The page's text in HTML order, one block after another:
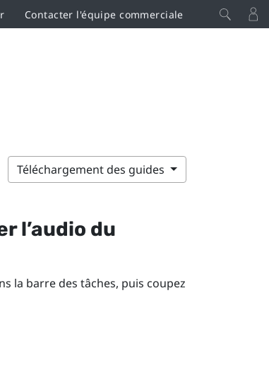
Contacter l'équipe commerciale
Téléchargement des guides
l’audio du
la barre des tâches, puis coupez